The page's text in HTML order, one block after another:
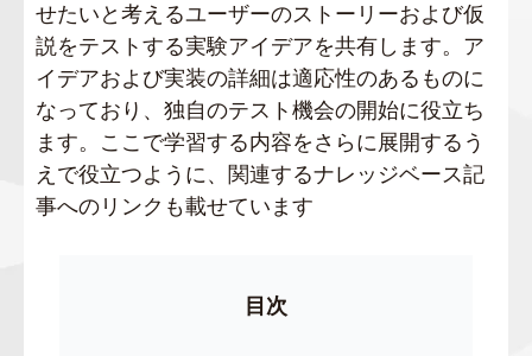
せたいと考えるユーザーのストーリーおよび仮
説をテストする実験アイデアを共有します。ア
イデアおよび実装の詳細は適応性のあるものに
なっており、独自のテスト機会の開始に役立ち
ます。ここで学習する内容をさらに展開するう
えで役立つように、関連するナレッジベース記
事へのリンクも載せています
目次